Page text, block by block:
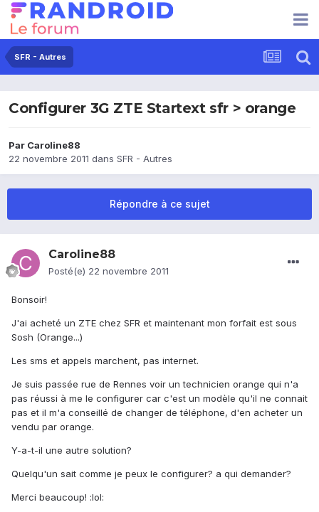
SFR - Autres
Configurer 3G ZTE Startext sfr > orange
Par Caroline88
22 novembre 2011 dans SFR - Autres
Répondre à ce sujet
Caroline88
Posté(e) 22 novembre 2011
Bonsoir!
J'ai acheté un ZTE chez SFR et maintenant mon forfait est sous
Sosh (Orange...)
Les sms et appels marchent, pas internet.
Je suis passée rue de Rennes voir un technicien orange qui n'a
pas réussi à me le configurer car c'est un modèle qu'il ne connait
pas et il m'a conseillé de changer de téléphone, d'en acheter un
vendu par orange.
Y-a-t-il une autre solution?
Quelqu'un sait comme je peux le configurer? a qui demander?
Merci beaucoup! :lol: